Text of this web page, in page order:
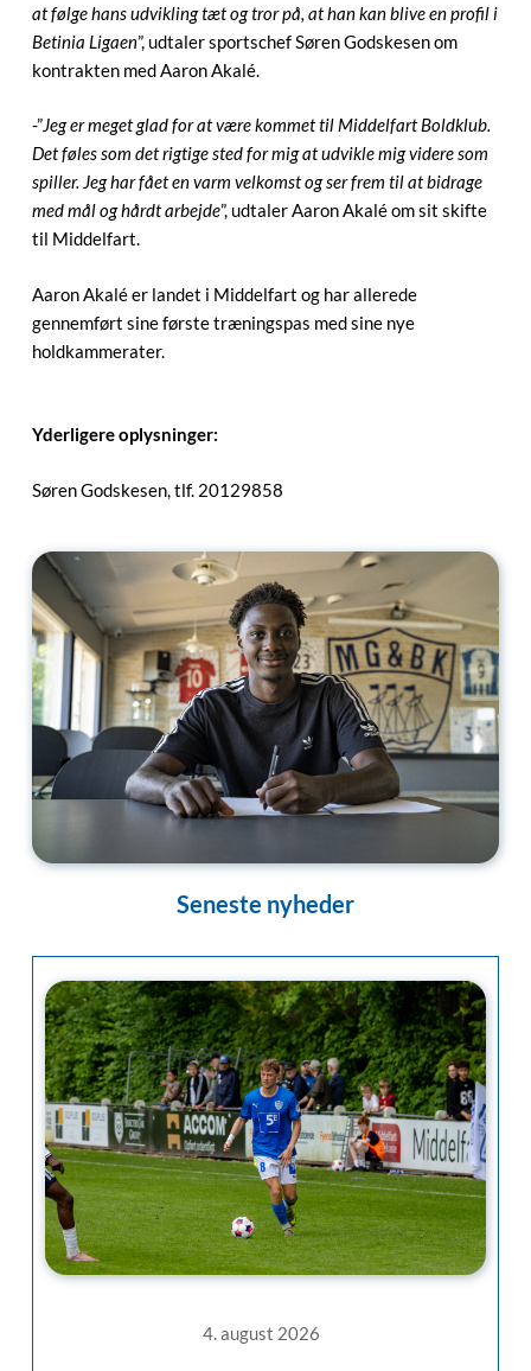
at følge hans udvikling tæt og tror på, at han kan blive en profil i
Betinia Ligaen”, udtaler sportschef Søren Godskesen om
kontrakten med Aaron Akalé.
-”Jeg er meget glad for at være kommet til Middelfart Boldklub.
Det føles som det rigtige sted for mig at udvikle mig videre som
spiller. Jeg har fået en varm velkomst og ser frem til at bidrage
med mål og hårdt arbejde”, udtaler Aaron Akalé om sit skifte
til Middelfart.
Aaron Akalé er landet i Middelfart og har allerede
gennemført sine første træningspas med sine nye
holdkammerater.
Yderligere oplysninger:
Søren Godskesen, tlf. 20129858
Seneste nyheder
4. august 2026